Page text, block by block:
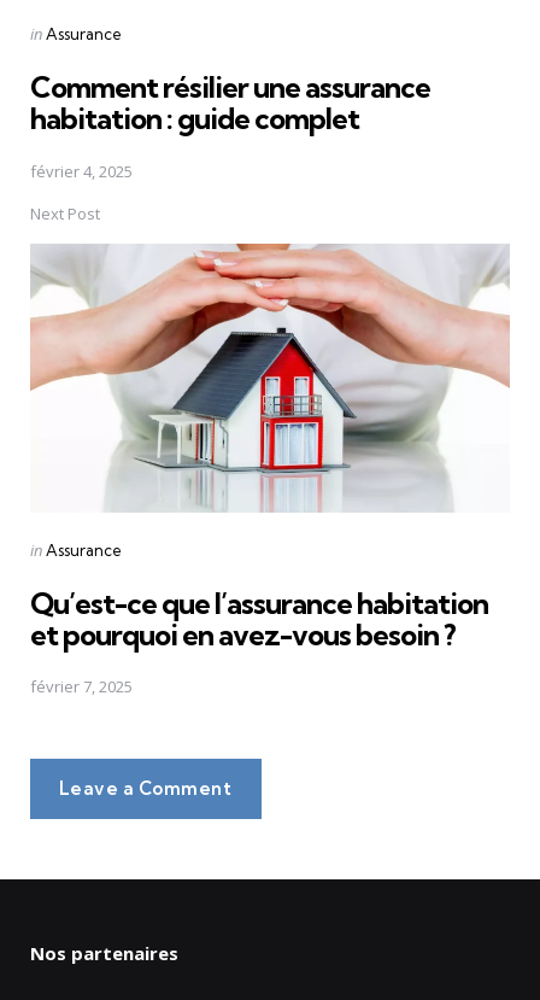
Posted
inAssurance
Comment résilier une assurance
habitation : guide complet
février 4, 2025
Next Post
Posted
inAssurance
Qu’est-ce que l’assurance habitation
et pourquoi en avez-vous besoin ?
février 7, 2025
Leave a Comment
Nos partenaires